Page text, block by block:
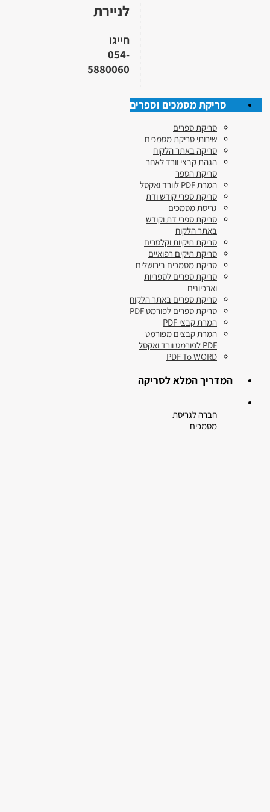
לניירת
חייגו
054-
5880060
סריקת מסמכים וספרים
סריקת ספרים
שירותי סריקת מסמכים
סריקה באתר הלקוח
הגהת קבצי וורד לאחר
סריקת הספר
המרת PDF לוורד ואקסל
סריקת ספרי קודש ודת
גריסת מסמכים
סריקת ספרי דת וקודש
באתר הלקוח
סריקת תיקיות וקלסרים
סריקת תיקים רפואיים
סריקת מסמכים בירושלים
סריקת ספרים לספריות
וארכיונים
סריקת ספרים באתר הלקוח
סריקת ספרים לפורמט PDF
המרת קבצי PDF
המרת קבצים מפורמט
PDF לפורמט וורד ואקסל
PDF To WORD
המדריך המלא לסריקה
חברה לגריסת
מסמכים